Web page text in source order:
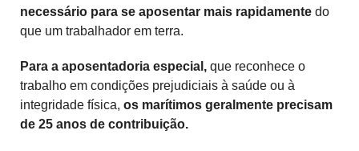
necessário para se aposentar mais rapidamente do
que um trabalhador em terra.
Para a aposentadoria especial, que reconhece o
trabalho em condições prejudiciais à saúde ou à
integridade física, os marítimos geralmente precisam
de 25 anos de contribuição.